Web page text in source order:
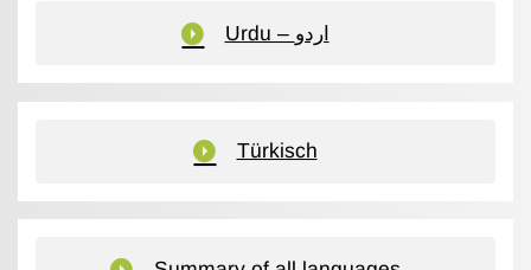
Urdu – اردو
Türkisch